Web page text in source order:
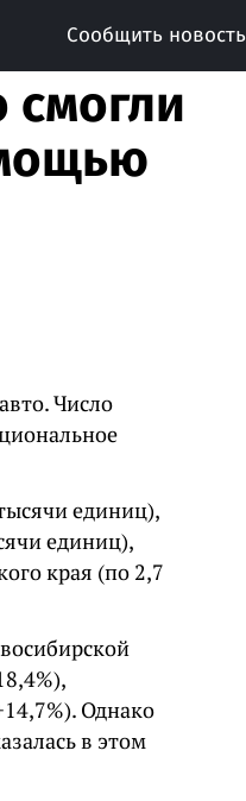
Сообщить новость
смогли
Число
единиц),
единиц),
края (по 2,7
Однако
в этом